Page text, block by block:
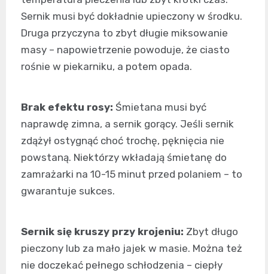
Sernik musi być dokładnie upieczony w środku.
Druga przyczyna to zbyt długie miksowanie
masy – napowietrzenie powoduje, że ciasto
rośnie w piekarniku, a potem opada.
Brak efektu rosy: Śmietana musi być
naprawdę zimna, a sernik gorący. Jeśli sernik
zdążył ostygnąć choć trochę, pęknięcia nie
powstaną. Niektórzy wkładają śmietanę do
zamrażarki na 10-15 minut przed polaniem – to
gwarantuje sukces.
Sernik się kruszy przy krojeniu: Zbyt długo
pieczony lub za mało jajek w masie. Można też
nie doczekać pełnego schłodzenia – ciepły